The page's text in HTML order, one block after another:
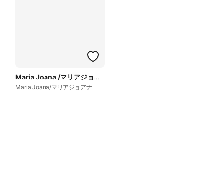
Maria Joana /マリアジョアナ
Maria Joana/マリアジョアナ